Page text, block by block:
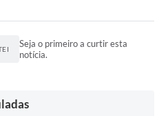
Seja o primeiro a curtir esta
notícia.